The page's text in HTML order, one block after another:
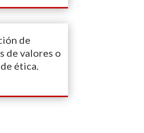
de
de valores o
ética.